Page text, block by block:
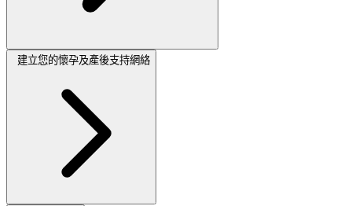
建立您的懷孕及產後支持網絡